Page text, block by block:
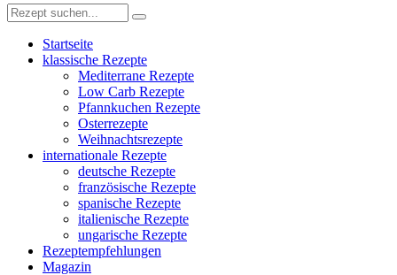
Startseite
klassische Rezepte
Mediterrane Rezepte
Low Carb Rezepte
Pfannkuchen Rezepte
Osterrezepte
Weihnachtsrezepte
internationale Rezepte
deutsche Rezepte
französische Rezepte
spanische Rezepte
italienische Rezepte
ungarische Rezepte
Rezeptempfehlungen
Magazin